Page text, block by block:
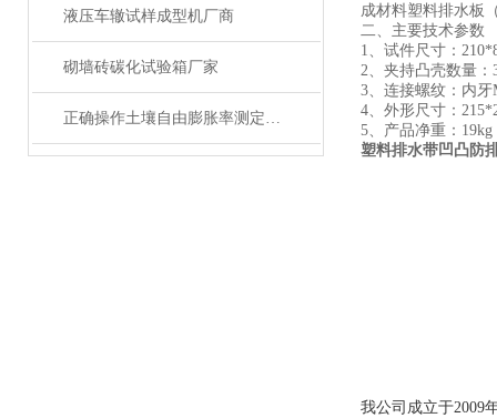
液压车辙试样成型机厂商
砌墙砖碳化试验箱厂家
正确操作土壤自由膨胀率测定仪可确保获得准确可靠的测试结果
成材料塑料排水板
二、主要技术参数
1、试件尺寸：
2、夹持凸壳数量：
3、连接螺纹：内牙
4、外形尺寸：
5、产品净重：19kg
塑料排水带凹凸防
我公司成立于2009